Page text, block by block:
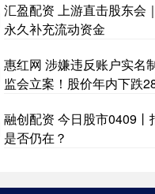
汇盈配资 上游直击股东会
永久补充流动资金
惠红网 涉嫌违反账户实名
监会立案！股价年内下跌
融创配资 今日股市0409
是否仍在？